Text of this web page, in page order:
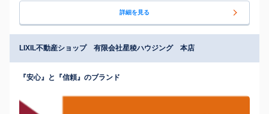
詳細を見る
LIXIL不動産ショップ 有限会社星稜ハウジング 本店
『安心』と『信頼』のブランド